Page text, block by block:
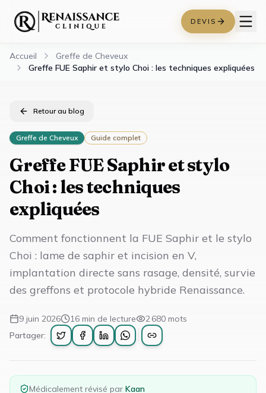
DEVIS
Accueil
Greffe de Cheveux
Greffe FUE Saphir et stylo Choi : les techniques expliquées
Retour au blog
Greffe de Cheveux Guide complet
Greffe FUE Saphir et stylo
Choi : les techniques
expliquées
Comment fonctionnent la FUE Saphir et le stylo
Choi : lame de saphir et incision en V,
implantation directe sans rasage, densité, survie
des greffons et protocole hybride Renaissance.
9 juin 2026 16 min de lecture 2 680 mots
Partager:
Médicalement révisé par Kaan